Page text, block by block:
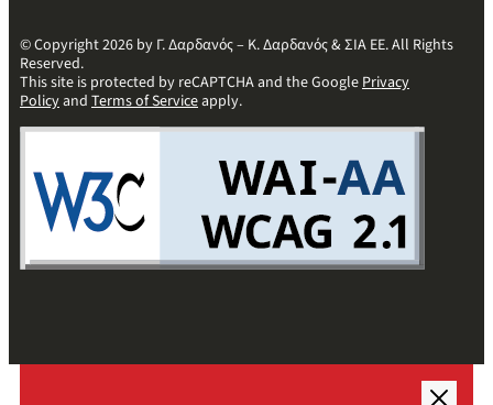
© Copyright 2026 by Γ. Δαρδανός – Κ. Δαρδανός & ΣΙΑ ΕΕ. All Rights
Reserved.
This site is protected by reCAPTCHA and the GooglePrivacy
Policyand Terms of Serviceapply.